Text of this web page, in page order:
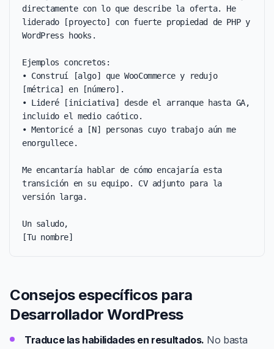
directamente con lo que describe la oferta. He
liderado [proyecto] con fuerte propiedad de PHP y
WordPress hooks.
Ejemplos concretos:
• Construí [algo] que WooCommerce y redujo
[métrica] en [número].
• Lideré [iniciativa] desde el arranque hasta GA,
incluido el medio caótico.
• Mentoricé a [N] personas cuyo trabajo aún me
enorgullece.
Me encantaría hablar de cómo encajaría esta
transición en su equipo. CV adjunto para la
versión larga.
Un saludo,
[Tu nombre]
Consejos específicos para
Desarrollador WordPress
Traduce las habilidades en resultados. No basta